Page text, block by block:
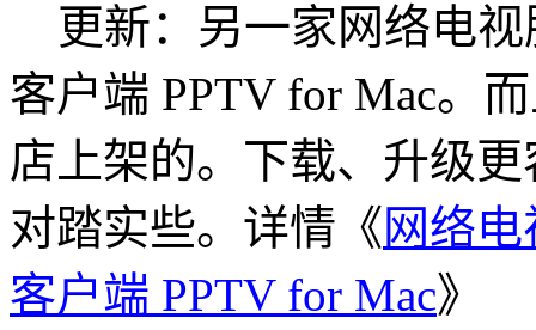
更新：另一家网络电视
客户端 PPTV for Mac。
店上架的。下载、升级
对踏实些。详情《网络
客户端 PPTV for Mac》